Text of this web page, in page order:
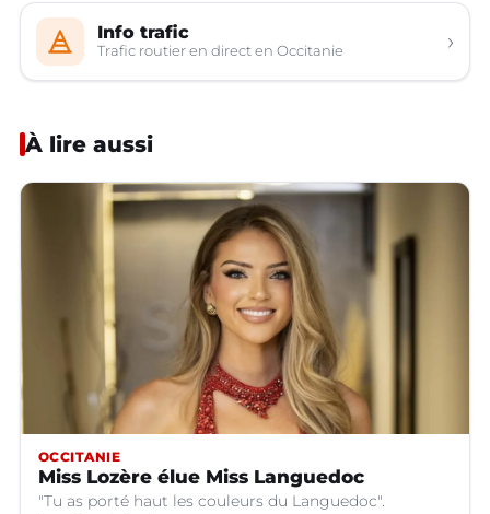
Info trafic
Trafic routier en direct en Occitanie ›
À lire aussi
OCCITANIE
Miss Lozère élue Miss Languedoc
"Tu as porté haut les couleurs du Languedoc".